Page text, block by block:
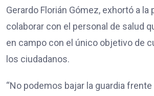
Gerardo Florián Gómez, exhortó a la
colaborar con el personal de salud
en campo con el único objetivo de
los ciudadanos.
“No podemos bajar la guardia